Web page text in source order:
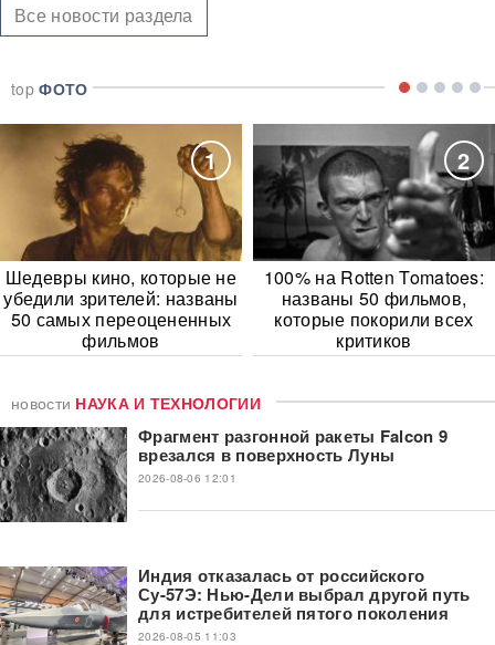
Все новости раздела
topФОТО
1
Шедевры кино, которые не
убедили зрителей: названы
50 самых переоцененных
фильмов
2
100% на Rotten Tomatoes:
названы 50 фильмов,
которые покорили всех
критиков
новости НАУКА И ТЕХНОЛОГИИ
Фрагмент разгонной ракеты Falcon 9
врезался в поверхность Луны
2026-08-06 12:01
Индия отказалась от российского
Су-57Э: Нью-Дели выбрал другой путь
для истребителей пятого поколения
2026-08-05 11:03